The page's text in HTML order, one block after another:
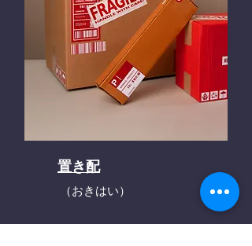
置き配
（おきはい）